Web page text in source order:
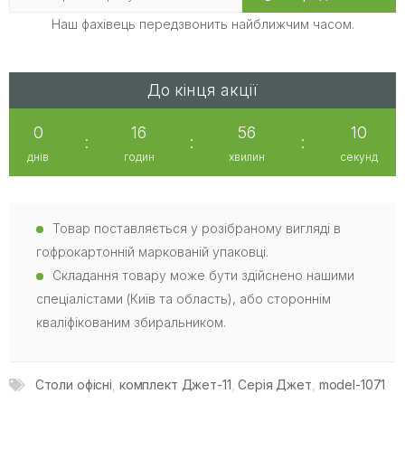
Наш фахівець передзвонить найближчим часом.
До кінця акції
0
днів
:
16
годин
:
56
хвилин
:
9
секунд
Товар поставляється у розібраному вигляді в
гофрокартонній маркованій упаковці.
Складання товару може бути здійснено нашими
спеціалістами (Київ та область), або стороннім
кваліфікованим збиральником.
Столи офісні комплект Джет-11 ,Серія Джет model-1071